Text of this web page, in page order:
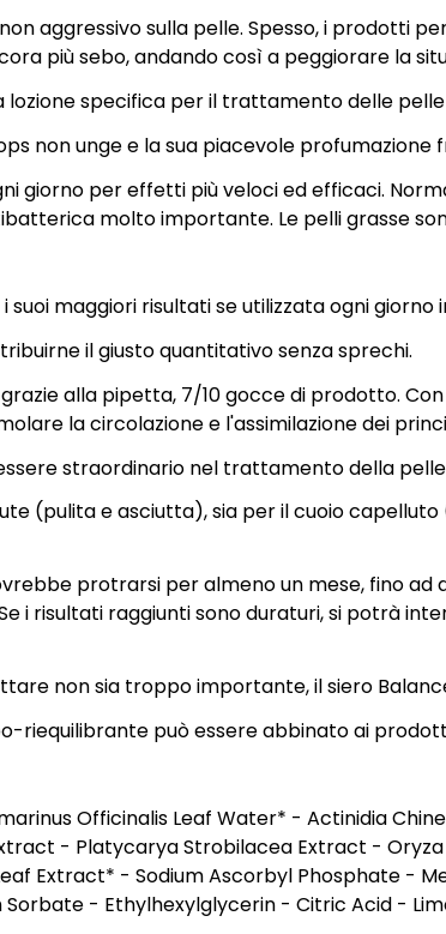
aggressivo sulla pelle. Spesso, i prodotti
più sebo, andando così a peggiorare la
lozione specifica per il trattamento delle
non unge e la sua piacevole
giorno per effetti più veloci ed efficaci.
molto importante. Le pelli grasse
maggiori risultati se utilizzata ogni
il giusto quantitativo senza sprechi.
alla pipetta, 7/10 gocce di prodotto.
la circolazione e l'assimilazione dei
straordinario nel trattamento della
(pulita e asciutta), sia per il cuoio
protrarsi per almeno un mese, fino ad
i risultati raggiunti sono duraturi, si potrà
non sia troppo importante, il siero
può essere abbinato ai prodotti
Officinalis Leaf Water* - Actinidia
- Platycarya Strobilacea Extract -
Extract* - Sodium Ascorbyl Phosphate -
- Ethylhexylglycerin - Citric Acid -